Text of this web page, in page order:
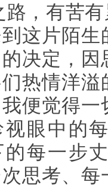
路，有苦
这片陌
决定，
热情洋
便觉得
视眼中的
的每一步
思考、